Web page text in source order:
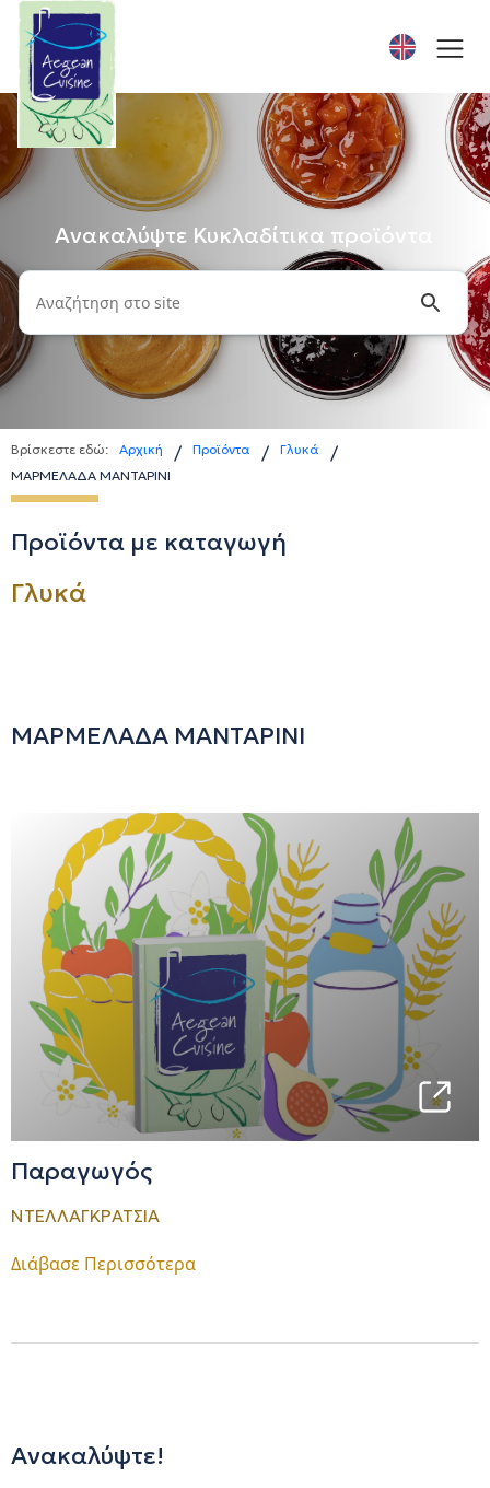
Ανακαλύψτε Κυκλαδίτικα προϊόντα
Βρίσκεστε εδώ: Αρχική / Προϊόντα / Γλυκά /
ΜΑΡΜΕΛΑΔΑ ΜΑΝΤΑΡΙΝΙ
Προϊόντα με καταγωγή
Γλυκά
ΜΑΡΜΕΛΑΔΑ ΜΑΝΤΑΡΙΝΙ
Παραγωγός
ΝΤΕΛΛΑΓΚΡΑΤΣΙΑ
Διάβασε Περισσότερα
Ανακαλύψτε!